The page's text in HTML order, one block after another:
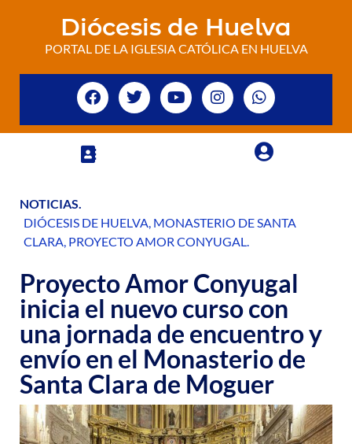
Diócesis de Huelva
PORTAL DE LA IGLESIA CATÓLICA EN HUELVA
NOTICIAS.
DIÓCESIS DE HUELVA, MONASTERIO DE SANTA
CLARA, PROYECTO AMOR CONYUGAL.
Proyecto Amor Conyugal
inicia el nuevo curso con
una jornada de encuentro y
envío en el Monasterio de
Santa Clara de Moguer